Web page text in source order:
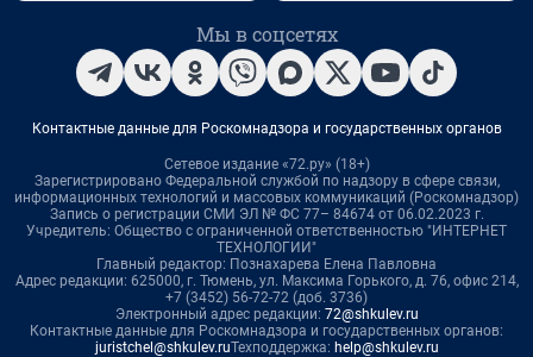
Мы в соцсетях
Контактные данные для Роскомнадзора и государственных органов
Сетевое издание «72.ру» (18+)
Зарегистрировано Федеральной службой по надзору в сфере связи,
информационных технологий и массовых коммуникаций (Роскомнадзор)
Запись о регистрации СМИ ЭЛ № ФС 77– 84674 от 06.02.2023 г.
Учредитель: Общество с ограниченной ответственностью "ИНТЕРНЕТ
ТЕХНОЛОГИИ"
Главный редактор: Познахарева Елена Павловна
Адрес редакции: 625000, г. Тюмень, ул. Максима Горького, д. 76, офис 214,
+7 (3452) 56-72-72 (доб. 3736)
Электронный адрес редакции: 72@shkulev.ru
Контактные данные для Роскомнадзора и государственных органов:
juristchel@shkulev.ruТехподдержка: help@shkulev.ru